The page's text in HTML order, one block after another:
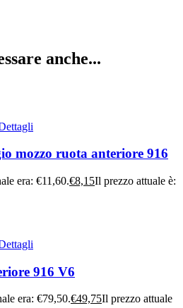
anche...
mozzo ruota anteriore 916
era: €11,60.€8,15Il prezzo attuale è:
916 V6
era: €79,50.€49,75Il prezzo attuale